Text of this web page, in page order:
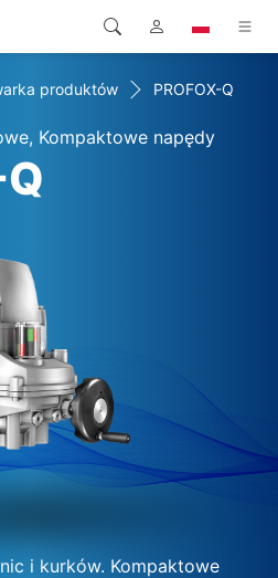
produktów PROFOX-Q
Kompaktowe napędy
i kurków. Kompaktowe